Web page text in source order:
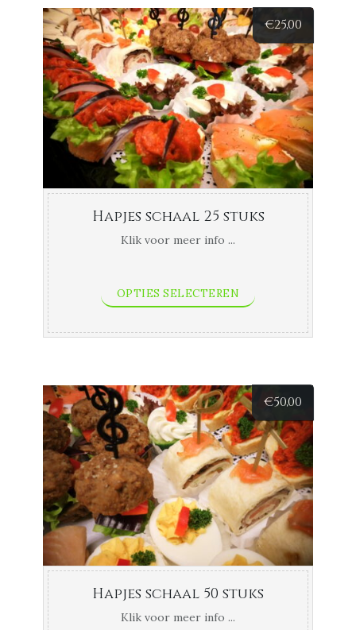
€25,00
Hapjes schaal 25 stuks
Klik voor meer info ...
OPTIES SELECTEREN
€50,00
Hapjes schaal 50 stuks
Klik voor meer info ...